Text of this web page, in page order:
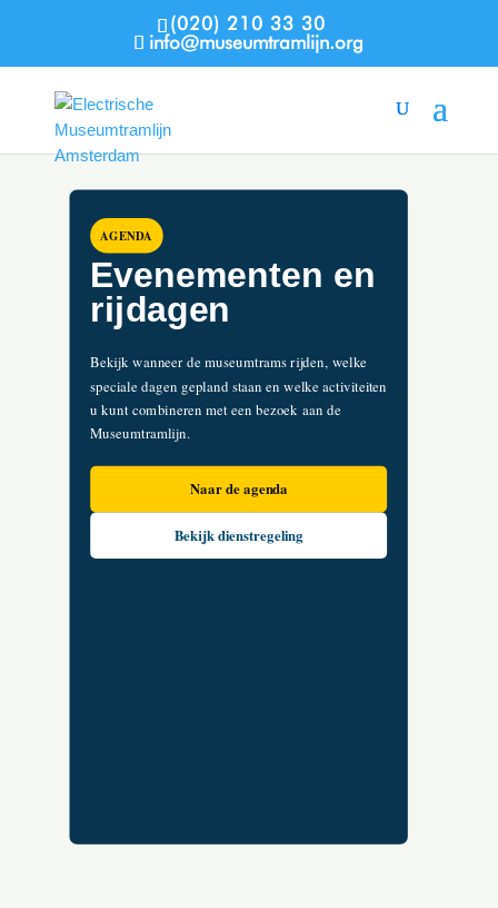
(020) 210 33 30
info@museumtramlijn.org
AGENDA
Evenementen en
rijdagen
Bekijk wanneer de museumtrams rijden, welke
speciale dagen gepland staan en welke activiteiten
u kunt combineren met een bezoek aan de
Museumtramlijn.
Naar de agenda
Bekijk dienstregeling